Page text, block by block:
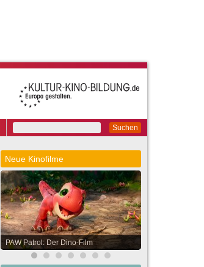
Suchen
Neue Kinofilme
PAW Patrol: Der Dino-Film